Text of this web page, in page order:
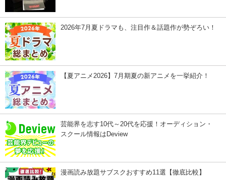
2026年7月夏ドラマも、注目作＆話題作が勢ぞろい！
【夏アニメ2026】7月期夏の新アニメを一挙紹介！
芸能界を志す10代～20代を応援！オーディション・
スクール情報はDeview
漫画読み放題サブスクおすすめ11選【徹底比較】